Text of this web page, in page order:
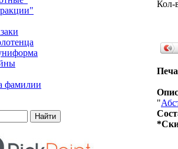
фамилии
Кол-
"